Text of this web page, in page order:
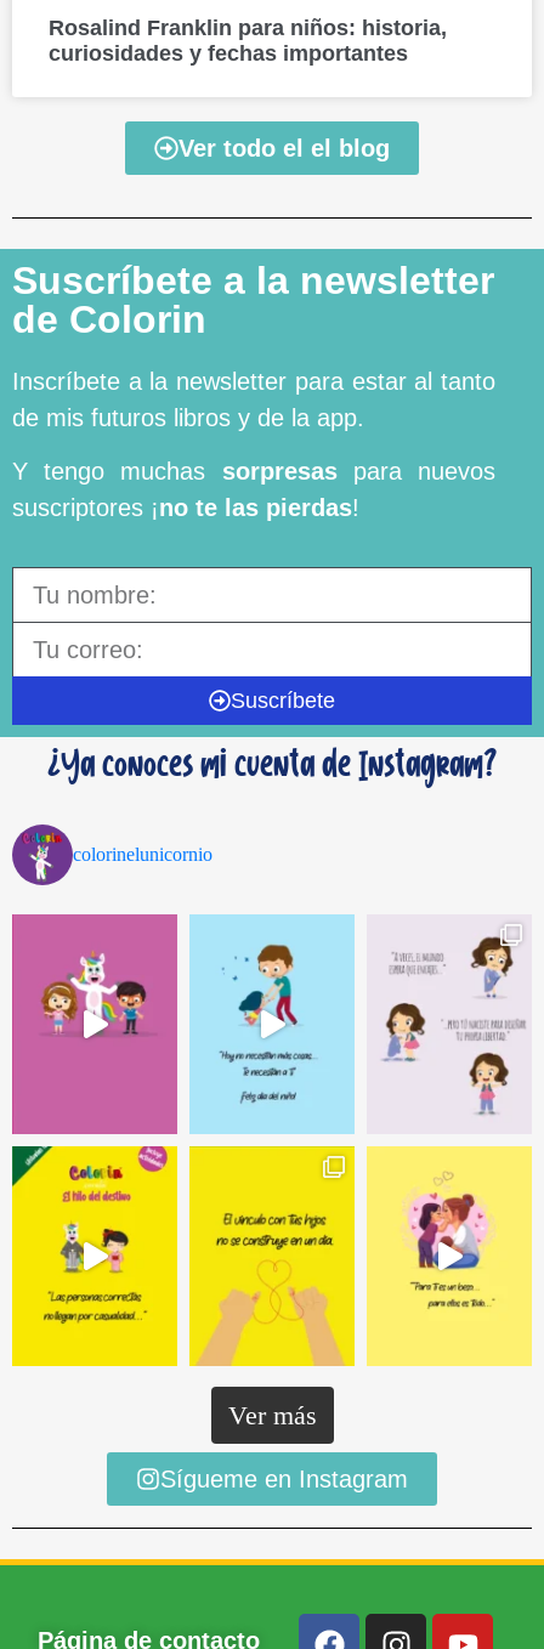
Rosalind Franklin para niños: historia,
curiosidades y fechas importantes
Ver todo el el blog
Suscríbete a la newsletter
de Colorin
Inscríbete a la newsletter para estar al tanto
de mis futuros libros y de la app.
Y tengo muchas sorpresaspara nuevos
suscriptores ¡no te las pierdas!
Suscríbete
¿Ya conoces mi cuenta de Instagram?
colorinelunicornio
Ver más
Sígueme en Instagram
Página de contacto